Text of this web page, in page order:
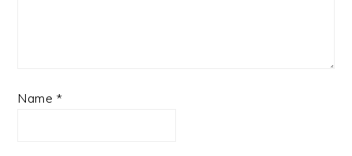
Name *